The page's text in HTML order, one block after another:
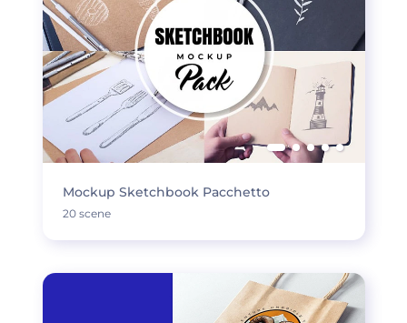
Mockup Sketchbook Pacchetto
20 scene